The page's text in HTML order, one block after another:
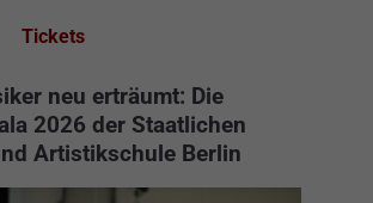
Tickets
neu erträumt: Die
2026 der Staatlichen
Artistikschule Berlin